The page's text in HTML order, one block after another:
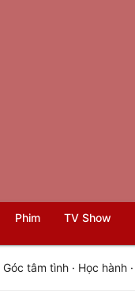
Phim TV Show
Góc tâm tình· Học hành·